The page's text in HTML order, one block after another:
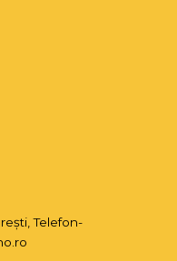
, Telefon-